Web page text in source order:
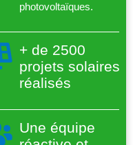
photovoltaïques.
+ de 2500
projets solaires
réalisés
Une équipe